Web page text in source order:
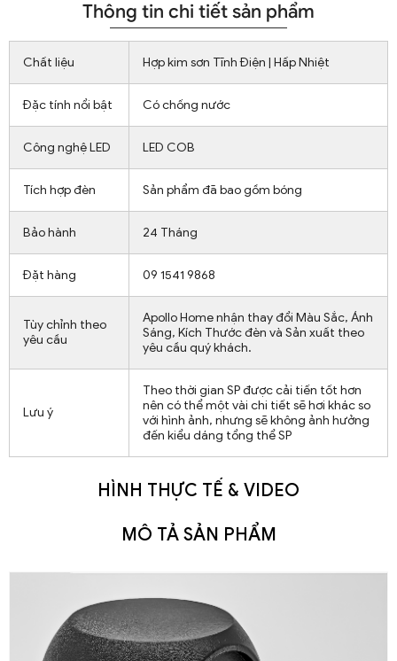
Thông tin chi tiết sản phẩm
Chất liệu Hợp kim sơn Tĩnh Điện | Hấp Nhiệt
Đặc tính nổi bật Có chống nước
Công nghệ LED LED COB
Tích hợp đèn Sản phẩm đã bao gồm bóng
Bảo hành 24 Tháng
Đặt hàng 09 1541 9868
Tùy chỉnh theo
yêu cầu
Apollo Home nhận thay đổi Màu Sắc, Ánh
Sáng, Kích Thước đèn và Sản xuất theo
yêu cầu quý khách.
Lưu ý
Theo thời gian SP được cải tiến tốt hơn
nên có thể một vài chi tiết sẽ hơi khác so
với hình ảnh, nhưng sẽ không ảnh hưởng
đến kiểu dáng tổng thể SP
HÌNH THỰC TẾ & VIDEO
MÔ TẢ SẢN PHẨM